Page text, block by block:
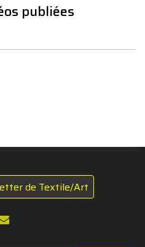
publiées
de Textile/Art